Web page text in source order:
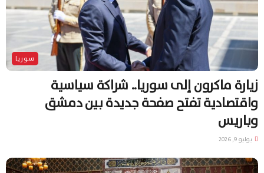
سوريا
زيارة ماكرون إلى سوريا.. شراكة سياسية
واقتصادية تفتح صفحة جديدة بين دمشق
وباريس
يوليو 9, 2026